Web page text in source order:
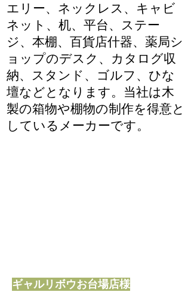
エリー、ネックレス、キャビ
ネット、机、平台、ステー
ジ、本棚、百貨店什器、薬局シ
ョップのデスク、カタログ収
納、スタンド、ゴルフ、ひな
壇などとなります。当社は木
製の箱物や棚物の制作を得意と
しているメーカーです。
ギャルリボウお台場店様